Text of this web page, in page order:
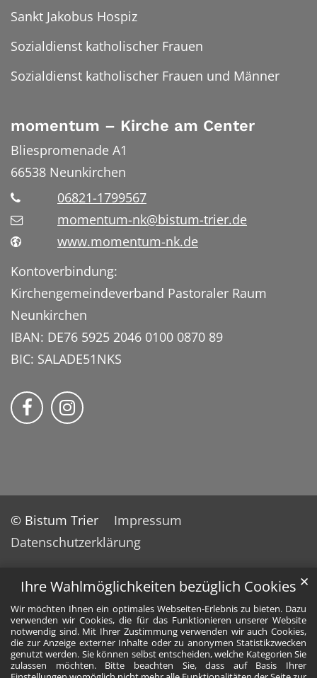
Ihre Wahlmöglichkeiten bezüglich Cookies
Wir möchten Ihnen ein optimales Webseiten-Erlebnis zu bieten. Dazu
verwenden wir Cookies, die für das Funktionieren unserer Website
notwendig sind. Mit Ihrer Zustimmung verwenden wir auch Cookies,
die zur Anzeige externer Inhalte oder zu anonymen Statistikzwecken
genutzt werden. Sie können selbst entscheiden, welche Kategorien Sie
zulassen möchten. Bitte beachten Sie, dass auf Basis Ihrer
✕
Sankt Jakobus Hospiz
Sozialdienst katholischer Frauen
Sozialdienst katholischer Frauen und Männer
momentum – Kirche am Center
Bliespromenade A1
66538 Neunkirchen
06821-1799567
momentum-nk@bistum-trier.de
www.momentum-nk.de
Kontoverbindung:
Kirchengemeindeverband Pastoraler Raum
Neunkirchen
IBAN: DE76 5925 2046 0100 0870 89
BIC: SALADE51NKS
momentum – Kirche am Center auf
Bmomentum – Kirche am Center
© Bistum Trier
Impressum
Datenschutzerklärung